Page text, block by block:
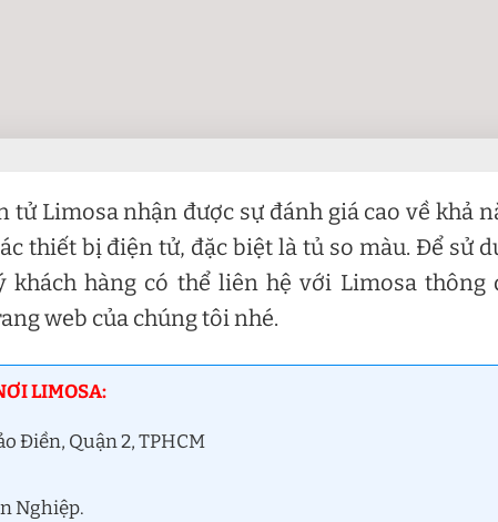
Limosa nhận được sự đánh giá cao về khả
thiết bị điện tử, đặc biệt là tủ so màu. Để sử
khách hàng có thể liên hệ với Limosa thông
web của chúng tôi nhé.
LIMOSA:
Điền, Quận 2, TPHCM
Nghiệp.